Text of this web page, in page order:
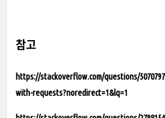
참고
https://stackoverflow.com/questions/
with-requests?noredirect=1&lq=1